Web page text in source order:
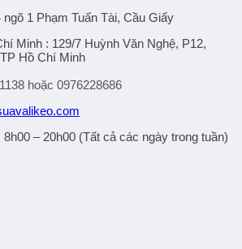
ngõ 1 Phạm Tuấn Tài, Cầu Giấy
Minh : 129/7 Huỳnh Văn Nghệ, P12,
Hồ Chí Minh
hoặc 0976228686
– 20h00 (Tất cả các ngày trong tuần)